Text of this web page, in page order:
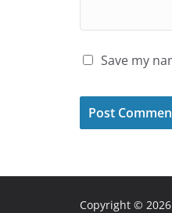
Save my
Copyright © 2026